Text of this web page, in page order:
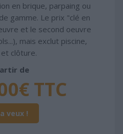
en brique, parpaing ou
gamme. Le prix "clé en
et le second oeuvre
mais exclut piscine,
clôture.
de
TTC
veux !